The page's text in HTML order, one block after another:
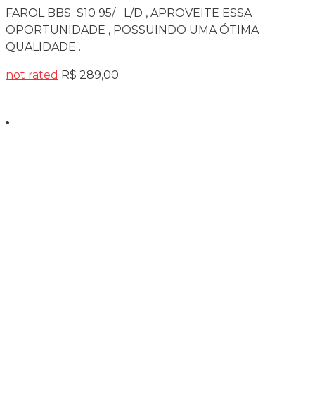
FAROL BBS S10 95/ L/D , APROVEITE ESSA
OPORTUNIDADE , POSSUINDO UMA ÓTIMA
QUALIDADE .
not rated R$ 289,00